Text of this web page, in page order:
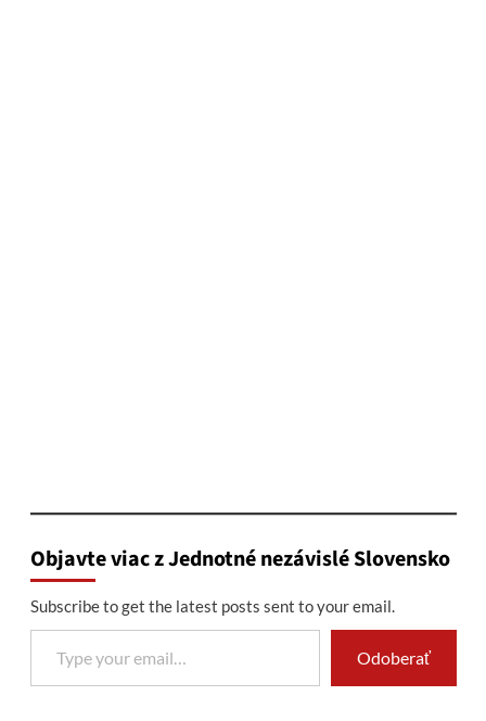
Objavte viac z Jednotné nezávislé Slovensko
Subscribe to get the latest posts sent to your email.
Type your email…
Odoberať